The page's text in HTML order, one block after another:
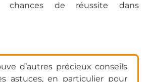
chances de réussite dans
d’autres précieux conseils
astuces, en particulier pour